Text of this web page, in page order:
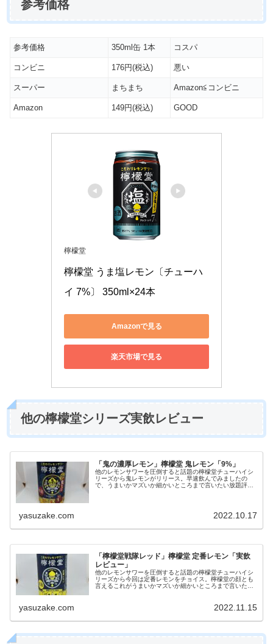
参考価格
参考価格 350ml缶 1本 コスパ
コンビニ 176円(税込) 悪い
スーパー まちまち Amazon≦コンビニ
Amazon 149円(税込) GOOD
檸檬堂
檸檬堂 うま塩レモン〔チューハ
イ 7%〕 350ml×24本
Amazonで見る
楽天市場で見る
他の檸檬堂シリーズ実飲レビュー
「鬼の濃厚レモン」檸檬堂 鬼レモン「9%」
他のレモンサワーを圧倒すると話題の檸檬堂チューハイシ
リーズから鬼レモンがリリース。早速飲んでみましたの
で、うまいかマズいか細かいところまで言いたい放題評価
yasuzake.com 2022.10.17
「檸檬堂戦隊レッド」檸檬堂 定番レモン「実飲
レビュー」
他のレモンサワーを圧倒すると話題の檸檬堂チューハイシ
リーズから今回は定番レモンをチョイス。檸檬堂の顔とも
言えるこれがうまいかマズいか細かいところまで言いたい
yasuzake.com 2022.11.15